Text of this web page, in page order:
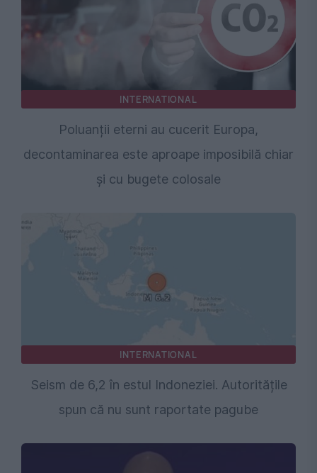
INTERNATIONAL
Poluanții eterni au cucerit Europa,
decontaminarea este aproape imposibilă chiar
și cu bugete colosale
INTERNATIONAL
Seism de 6,2 în estul Indoneziei. Autoritățile
spun că nu sunt raportate pagube